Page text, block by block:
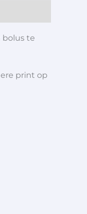
bolus te
print op